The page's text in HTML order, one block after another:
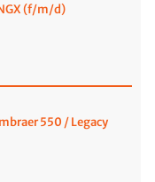
(f/m/d)
550 / Legacy